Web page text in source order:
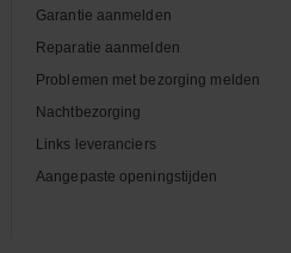
Garantie aanmelden
Reparatie aanmelden
Problemen met bezorging melden
Nachtbezorging
Links leveranciers
Aangepaste openingstijden